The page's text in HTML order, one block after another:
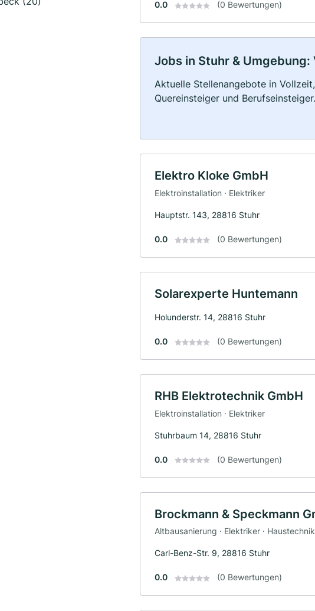
0.0 (0 Bewertungen)
Jobs in Stuhr &
Aktuelle Stellenangebote in
Quereinsteiger und
Elektro Kloke GmbH
Elektroinstallation · Elektriker
Hauptstr. 143, 28816 Stuhr
0.0 (0 Bewertungen)
Solarexperte Huntemann
Holunderstr. 14, 28816 Stuhr
0.0 (0 Bewertungen)
RHB Elektrotechnik GmbH
Elektroinstallation · Elektriker
Stuhrbaum 14, 28816 Stuhr
0.0 (0 Bewertungen)
Brockmann & Speckmann
Altbausanierung · Elektriker · Haustechnik
Carl-Benz-Str. 9, 28816 Stuhr
0.0 (0 Bewertungen)